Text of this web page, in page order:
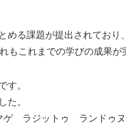
める課題が提出されてお
これまでの学びの成果が
。
。
ラジットゥ ランドゥヌ